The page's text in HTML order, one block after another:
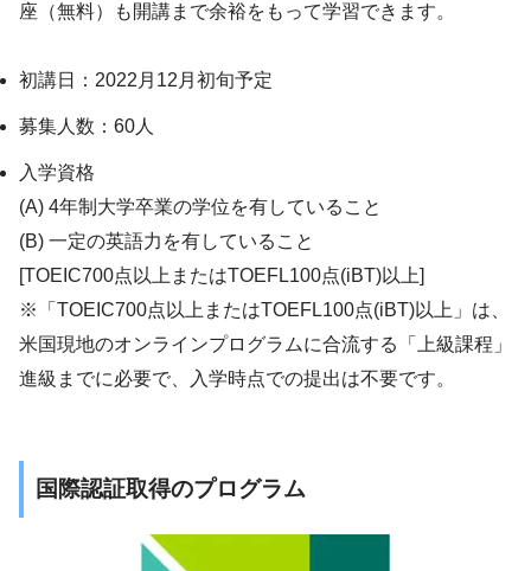
座（無料）も開講まで余裕をもって学習できます。
初講日：2022月12月初旬予定
募集人数：60人
入学資格
(A) 4年制大学卒業の学位を有していること
(B) 一定の英語力を有していること
[TOEIC700点以上またはTOEFL100点(iBT)以上]
※「TOEIC700点以上またはTOEFL100点(iBT)以上」は、
米国現地のオンラインプログラムに合流する「上級課程」
進級までに必要で、入学時点での提出は不要です。
国際認証取得のプログラム